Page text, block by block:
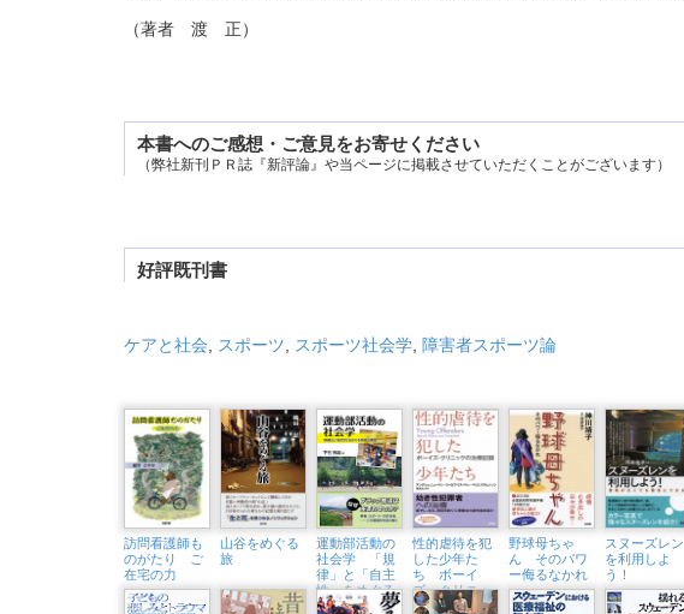
（著者 渡 正）
本書へのご感想・ご意見をお寄せください
（弊社新刊ＰＲ誌『新評論』や当ページに掲載させていただくことがございます）
好評既刊書
ケアと社会 スポーツ スポーツ社会学 障害者スポーツ論
訪問看護師も
のがたり ご
在宅の力
山谷をめぐる
旅
運動部活動の
社会学 「規
律」と「自主
性」をめぐる
言説と実践
性的虐待を犯
した少年た
ち ボーイ
ズ・クリニッ
クの治療記録
野球母ちゃ
ん そのパワ
ー侮るなかれ
スヌーズレン
を利用しよ
う！